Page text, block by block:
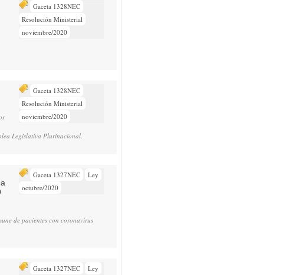
Gaceta 1328NEC
Resolución Ministerial
noviembre/2020
Gaceta 1328NEC
Resolución Ministerial
noviembre/2020
Legislativa Plurinacional.
Gaceta 1327NEC
Ley
octubre/2020
de pacientes con coronavirus
Gaceta 1327NEC
Ley